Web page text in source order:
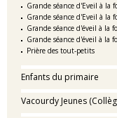
Grande séance d'Eveil à la
Grande séance d'Eveil à la
Grande séance d'éveil à la
Grande séance d'éveil à la
Prière des tout-petits
Enfants du primaire
Vacourdy Jeunes